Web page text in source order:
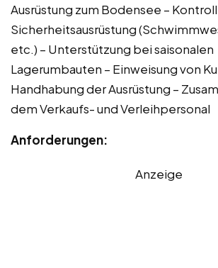
Ausrüstung zum Bodensee –
Sicherheitsausrüstung
etc.) – Unterstützung bei saisonalen
Lagerumbauten – Einweisung von
Handhabung der Ausrüstung –
dem Verkaufs- und Verleihpersonal
Anforderungen:
Anzeige